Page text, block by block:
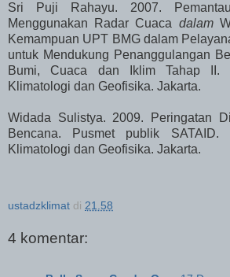
Sri Puji Rahayu. 2007.
Menggunakan Radar Cuaca dalam
Kemampuan UPT BMG dalam
untuk Mendukung Penanggulangan
Bumi, Cuaca dan Iklim Tahap II.
Klimatologi dan Geofisika. Jakarta.
Widada Sulistya. 2009. Peringatan
Bencana. Pusmet publik SATAID.
Klimatologi dan Geofisika. Jakarta.
ustadzklimat di 21.58
4 komentar: